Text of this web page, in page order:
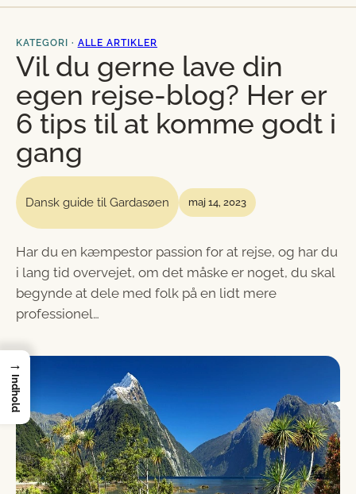
KATEGORI · ALLE ARTIKLER
Vil du gerne lave din
egen rejse-blog? Her er
6 tips til at komme godt i
gang
Dansk guide til Gardasøen maj 14, 2023
Har du en kæmpestor passion for at rejse, og har du
i lang tid overvejet, om det måske er noget, du skal
begynde at dele med folk på en lidt mere
professionel…
→
Indhold